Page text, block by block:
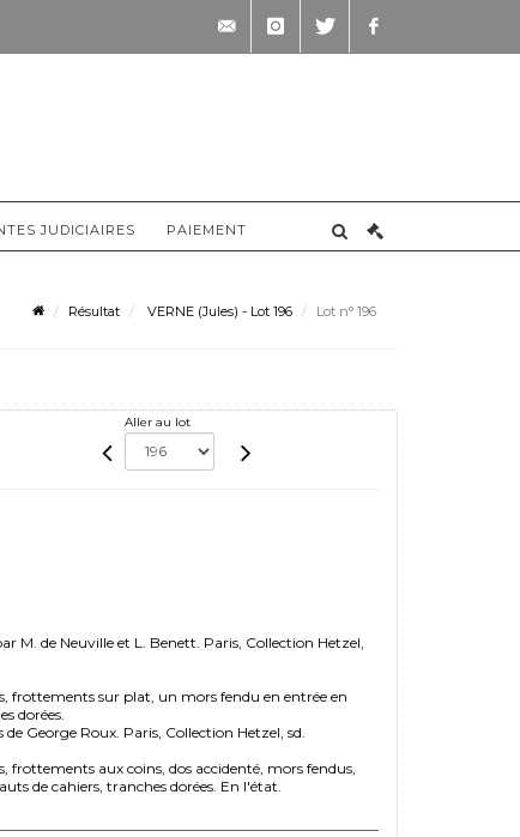
JUDICIAIRES PAIEMENT
Résultat VERNE (Jules) - Lot 196 Lot n° 196
Aller au lot
M. de Neuville et L. Benett. Paris, Collection Hetzel,
frottements sur plat, un mors fendu en entrée en
dorées.
George Roux. Paris, Collection Hetzel, sd.
aux coins, dos accidenté, mors fendus,
de cahiers, tranches dorées. En l'état.